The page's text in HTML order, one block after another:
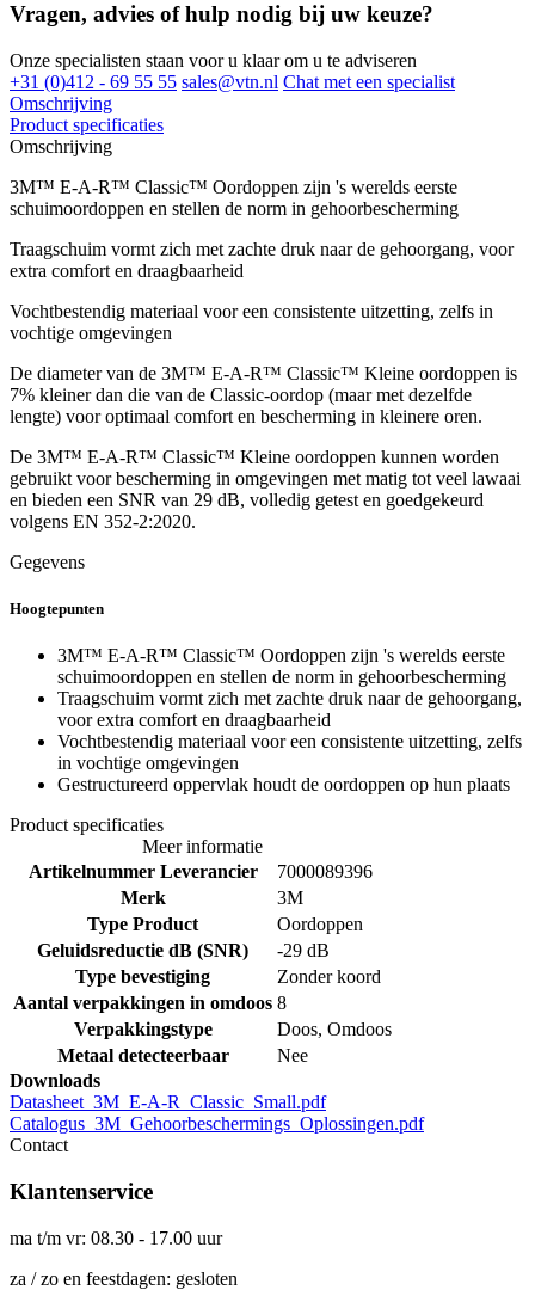
Vragen, advies of hulp nodig bij uw keuze?
Onze specialisten staan voor u klaar om u te adviseren
+31 (0)412 - 69 55 55 sales@vtn.nl Chat met een specialist
Omschrijving
Product specificaties
Omschrijving
3M™ E-A-R™ Classic™ Oordoppen zijn 's werelds eerste
schuimoordoppen en stellen de norm in gehoorbescherming
Traagschuim vormt zich met zachte druk naar de gehoorgang, voor
extra comfort en draagbaarheid
Vochtbestendig materiaal voor een consistente uitzetting, zelfs in
vochtige omgevingen
De diameter van de 3M™ E-A-R™ Classic™ Kleine oordoppen is
7% kleiner dan die van de Classic-oordop (maar met dezelfde
lengte) voor optimaal comfort en bescherming in kleinere oren.
De 3M™ E-A-R™ Classic™ Kleine oordoppen kunnen worden
gebruikt voor bescherming in omgevingen met matig tot veel lawaai
en bieden een SNR van 29 dB, volledig getest en goedgekeurd
volgens EN 352-2:2020.
Gegevens
Hoogtepunten
3M™ E-A-R™ Classic™ Oordoppen zijn 's werelds eerste
schuimoordoppen en stellen de norm in gehoorbescherming
Traagschuim vormt zich met zachte druk naar de gehoorgang,
voor extra comfort en draagbaarheid
Vochtbestendig materiaal voor een consistente uitzetting, zelfs
in vochtige omgevingen
Gestructureerd oppervlak houdt de oordoppen op hun plaats
Product specificaties
Meer informatie
Artikelnummer Leverancier
7000089396
Merk
3M
Type Product
Oordoppen
Geluidsreductie dB (SNR)
-29 dB
Type bevestiging
Zonder koord
Aantal verpakkingen in omdoos 8
Verpakkingstype
Doos, Omdoos
Metaal detecteerbaar
Nee
Downloads
Datasheet_3M_E-A-R_Classic_Small.pdf
Catalogus_3M_Gehoorbeschermings_Oplossingen.pdf
Contact
Klantenservice
ma t/m vr: 08.30 - 17.00 uur
za / zo en feestdagen: gesloten